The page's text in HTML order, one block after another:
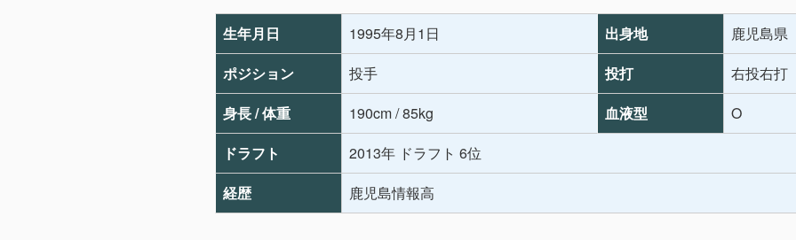
生年月日 1995年8月1日 出身地
鹿児島県
ポジション
投手 投打
右投右打
身長 / 体重
190cm / 85kg 血液型
O
ドラフト
2013年 ドラフト 6位
経歴
鹿児島情報高